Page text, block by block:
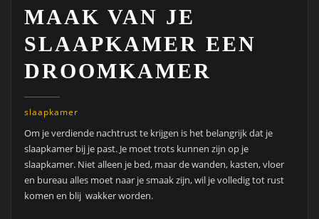
MAAK VAN JE
SLAAPKAMER EEN
DROOMKAMER
slaapkamer
Om je verdiende nachtrust te krijgen is het belangrijk dat je
slaapkamer bij je past. Je moet trots kunnen zijn op je
slaapkamer. Niet alleen je bed, maar de wanden, kasten, vloer
en bureau alles moet naar je smaak zijn, wil je volledig tot rust
komen en blij wakker worden.